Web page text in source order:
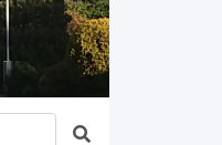
wyszukania
Szukaj